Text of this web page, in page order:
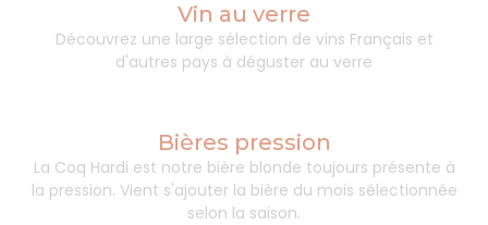
Vin au verre
Découvrez une large sélection de vins Français et
d'autres pays à déguster au verre
Bières pression
La Coq Hardi est notre bière blonde toujours présente à
la pression. Vient s'ajouter la bière du mois sélectionnée
selon la saison.